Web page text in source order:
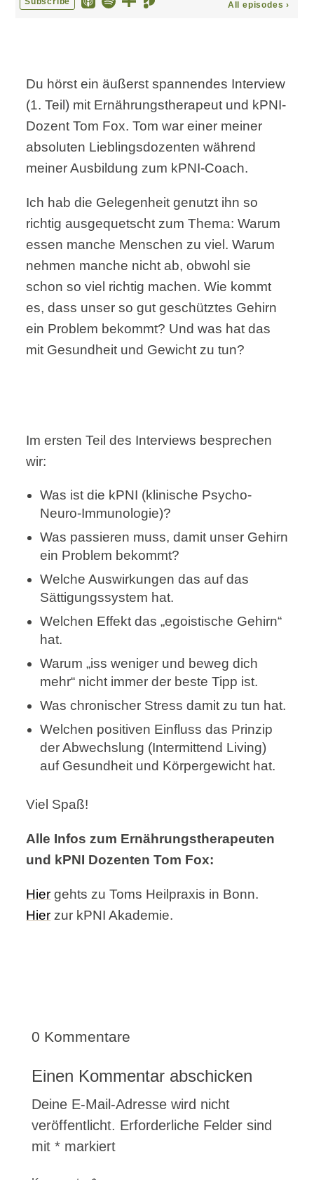
Du hörst ein äußerst spannendes Interview
(1. Teil) mit Ernährungstherapeut und kPNI-
Dozent Tom Fox. Tom war einer meiner
absoluten Lieblingsdozenten während
meiner Ausbildung zum kPNI-Coach.
Ich hab die Gelegenheit genutzt ihn so
richtig ausgequetscht zum Thema: Warum
essen manche Menschen zu viel. Warum
nehmen manche nicht ab, obwohl sie
schon so viel richtig machen. Wie kommt
es, dass unser so gut geschütztes Gehirn
ein Problem bekommt? Und was hat das
mit Gesundheit und Gewicht zu tun?
Im ersten Teil des Interviews besprechen
wir:
Was ist die kPNI (klinische Psycho-
Neuro-Immunologie)?
Was passieren muss, damit unser Gehirn
ein Problem bekommt?
Welche Auswirkungen das auf das
Sättigungssystem hat.
Welchen Effekt das „egoistische Gehirn“
hat.
Warum „iss weniger und beweg dich
mehr“ nicht immer der beste Tipp ist.
Was chronischer Stress damit zu tun hat.
Welchen positiven Einfluss das Prinzip
der Abwechslung (Intermittend Living)
auf Gesundheit und Körpergewicht hat.
Viel Spaß!
Alle Infos zum Ernährungstherapeuten
und kPNI Dozenten Tom Fox:
Hier gehts zu Toms Heilpraxis in Bonn.
Hier zur kPNI Akademie.
0 Kommentare
Einen Kommentar abschicken
Deine E-Mail-Adresse wird nicht
veröffentlicht. Erforderliche Felder sind
mit *markiert